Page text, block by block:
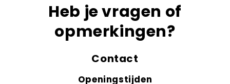
Heb je vragen of
opmerkingen?
Contact
Openingstijden